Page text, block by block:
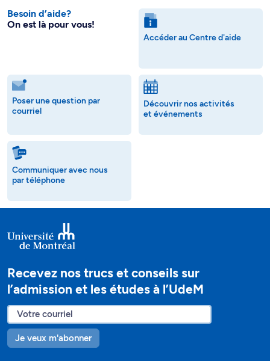
Besoin d’aide?
On est là pour vous!
Accéder au Centre d'aide
Poser une question par
courriel
Découvrir nos activités
et événements
Communiquer avec nous
par téléphone
Recevez nos trucs et conseils sur
l’admission et les études à l’UdeM
Je veux m'abonner